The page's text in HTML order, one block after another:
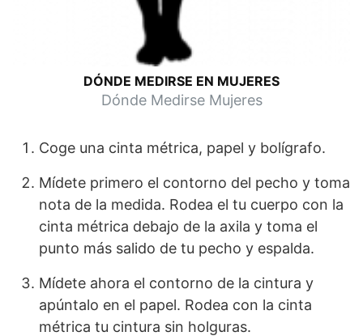
DÓNDE MEDIRSE EN MUJERES
Dónde Medirse Mujeres
Coge una cinta métrica, papel y bolígrafo.
Mídete primero el contorno del pecho y toma
nota de la medida. Rodea el tu cuerpo con la
cinta métrica debajo de la axila y toma el
punto más salido de tu pecho y espalda.
Mídete ahora el contorno de la cintura y
apúntalo en el papel. Rodea con la cinta
métrica tu cintura sin holguras.